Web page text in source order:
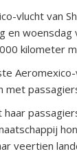
vlucht van
en
kilometer
met
veertien